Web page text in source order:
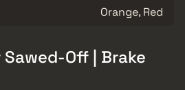
Orange, Red
Off | Brake